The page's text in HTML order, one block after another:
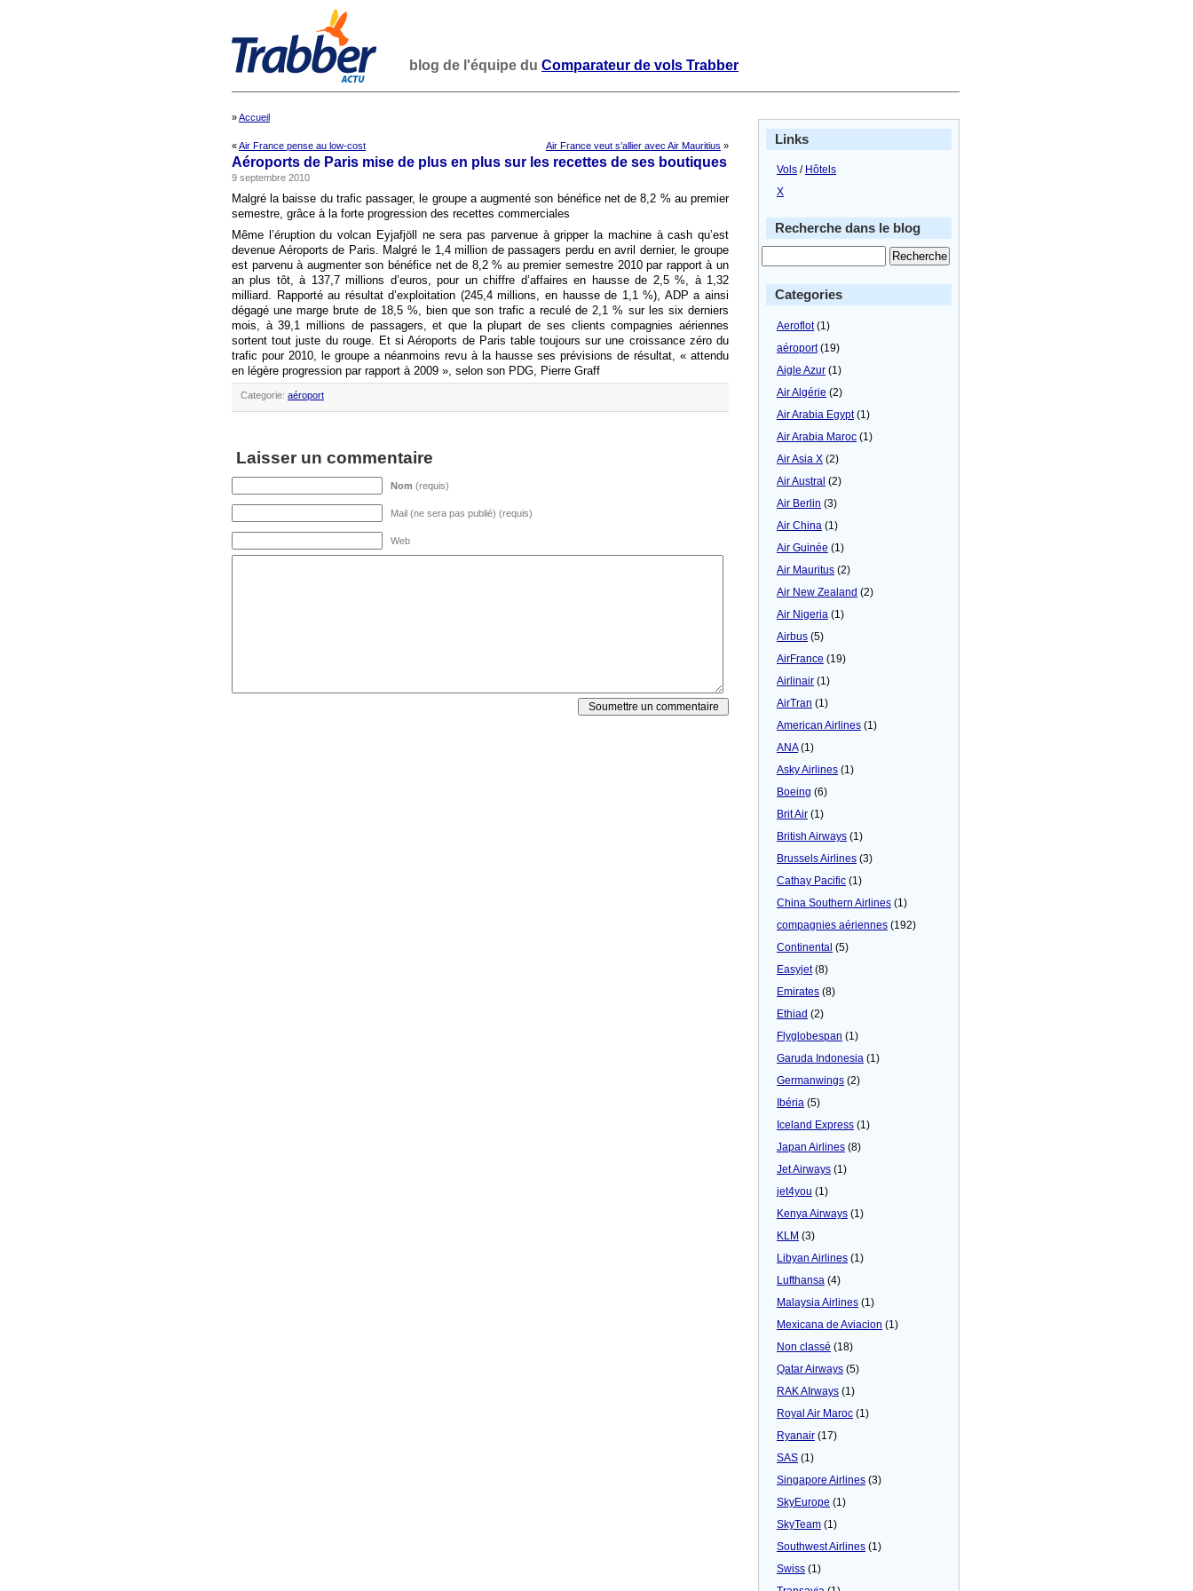
blog de l'équipe du Comparateur de vols Trabber
»Accueil
«Air France pense au low-cost Air France veut s’allier avec Air Mauritius »
Aéroports de Paris mise de plus en plus sur les recettes de ses boutiques
9 septembre 2010
Malgré la baisse du trafic passager, le groupe a augmenté son bénéfice net de 8,2 % au premier
semestre, grâce à la forte progression des recettes commerciales
Même l’éruption du volcan Eyjafjöll ne sera pas parvenue à gripper la machine à cash qu’est
devenue Aéroports de Paris. Malgré le 1,4 million de passagers perdu en avril dernier, le groupe
est parvenu à augmenter son bénéfice net de 8,2 % au premier semestre 2010 par rapport à un
an plus tôt, à 137,7 millions d’euros, pour un chiffre d’affaires en hausse de 2,5 %, à 1,32
milliard. Rapporté au résultat d’exploitation (245,4 millions, en hausse de 1,1 %), ADP a ainsi
dégagé une marge brute de 18,5 %, bien que son trafic a reculé de 2,1 % sur les six derniers
mois, à 39,1 millions de passagers, et que la plupart de ses clients compagnies aériennes
sortent tout juste du rouge. Et si Aéroports de Paris table toujours sur une croissance zéro du
trafic pour 2010, le groupe a néanmoins revu à la hausse ses prévisions de résultat, « attendu
en légère progression par rapport à 2009 », selon son PDG, Pierre Graff
Categorie: aéroport
Laisser un commentaire
Nom (requis)
Mail (ne sera pas publié) (requis)
Web
Links
Vols / Hôtels
X
Recherche dans le blog
Categories
Aeroflot(1)
aéroport(19)
Aigle Azur (1)
Air Algérie (2)
Air Arabia Egypt(1)
Air Arabia Maroc (1)
Air Asia X (2)
Air Austral (2)
Air Berlin (3)
Air China (1)
Air Guinée (1)
Air Mauritus (2)
Air New Zealand (2)
Air Nigeria (1)
Airbus (5)
AirFrance (19)
Airlinair (1)
AirTran (1)
American Airlines (1)
ANA(1)
Asky Airlines (1)
Boeing (6)
Brit Air (1)
British Airways (1)
Brussels Airlines (3)
Cathay Pacific (1)
China Southern Airlines (1)
compagnies aériennes (192)
Continental (5)
Easyjet(8)
Emirates (8)
Ethiad (2)
Flyglobespan (1)
Garuda Indonesia (1)
Germanwings (2)
Ibéria (5)
Iceland Express (1)
Japan Airlines (8)
Jet Airways (1)
jet4you (1)
Kenya Airways (1)
KLM (3)
Libyan Airlines (1)
Lufthansa (4)
Malaysia Airlines (1)
Mexicana de Aviacion (1)
Non classé (18)
Qatar Airways (5)
RAK AIrways (1)
Royal Air Maroc (1)
Ryanair (17)
SAS (1)
Singapore Airlines (3)
SkyEurope (1)
SkyTeam (1)
Southwest Airlines (1)
Swiss (1)